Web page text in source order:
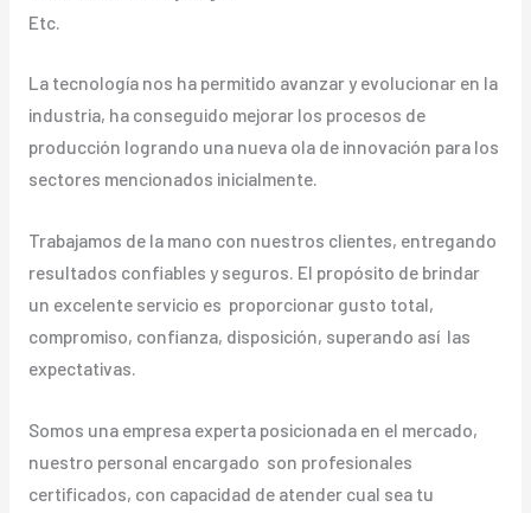
Etc.
La tecnología nos ha permitido avanzar y evolucionar en la
industria, ha conseguido mejorar los procesos de
producción logrando una nueva ola de innovación para los
sectores mencionados inicialmente.
Trabajamos de la mano con nuestros clientes, entregando
resultados confiables y seguros. El propósito de brindar
un excelente servicio es proporcionar gusto total,
compromiso, confianza, disposición, superando así las
expectativas.
Somos una empresa experta posicionada en el mercado,
nuestro personal encargado son profesionales
certificados, con capacidad de atender cual sea tu